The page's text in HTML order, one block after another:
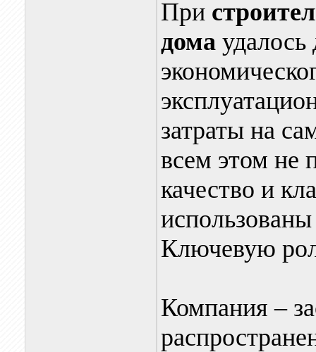
При
домаудалось
затраты на
всем этом не
качество и
Ключевую
Компания –